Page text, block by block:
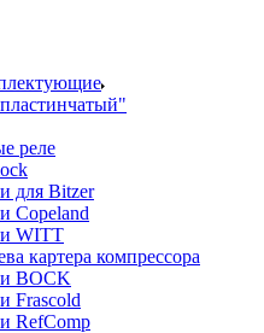
реле
для Bitzer
Copeland
WITT
картера компрессора
BOCK
Frascold
RefComp